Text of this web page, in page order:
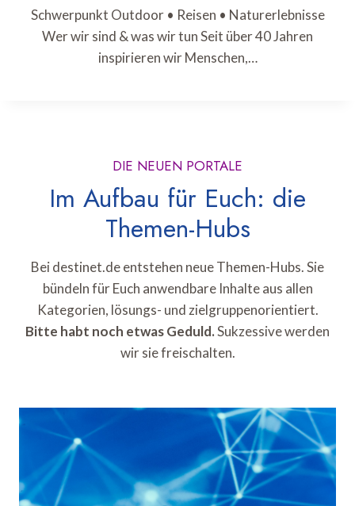
Schwerpunkt Outdoor • Reisen • Naturerlebnisse
Wer wir sind & was wir tun Seit über 40 Jahren
inspirieren wir Menschen,…
DIE NEUEN PORTALE
Im Aufbau für Euch: die
Themen-Hubs
Bei destinet.de entstehen neue Themen-Hubs. Sie
bündeln für Euch anwendbare Inhalte aus allen
Kategorien, lösungs- und zielgruppenorientiert.
Bitte habt noch etwas Geduld.Sukzessive werden
wir sie freischalten.